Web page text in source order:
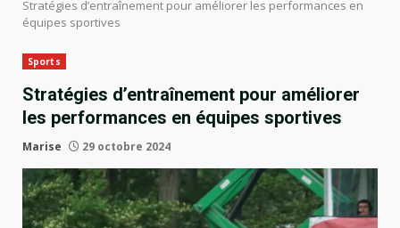
Stratégies d’entraînement pour améliorer les performances en
équipes sportives
Sports
Stratégies d’entraînement pour améliorer
les performances en équipes sportives
Marise 29 octobre 2024